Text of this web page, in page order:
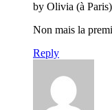
by Olivia (à Paris)
Non mais la
Reply